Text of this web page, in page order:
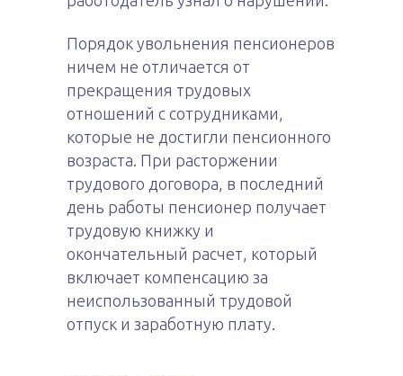
Порядок увольнения пенсионеров
ничем не отличается от
прекращения трудовых
отношений с сотрудниками,
которые не достигли пенсионного
возраста. При расторжении
трудового договора, в последний
день работы пенсионер получает
трудовую книжку и
окончательный расчет, который
включает компенсацию за
неиспользованный трудовой
отпуск и заработную плату.